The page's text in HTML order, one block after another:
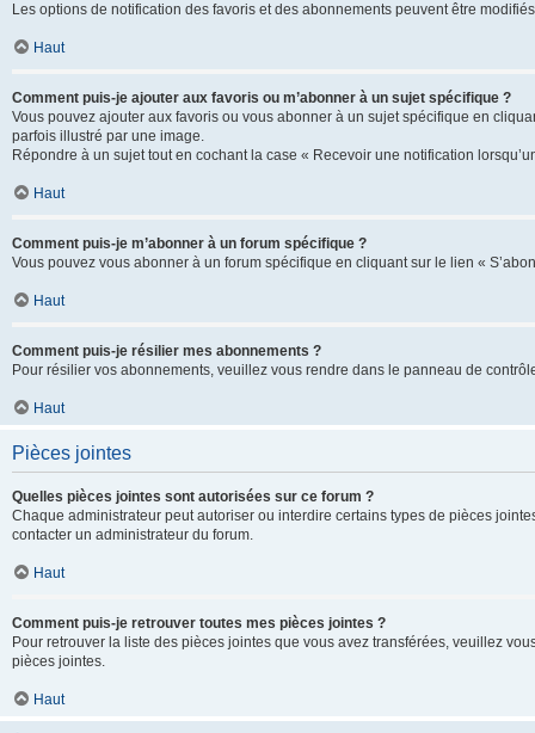
Les options de notification des favoris et des abonnements peuvent être
Haut
Comment puis-je ajouter aux favoris ou m’abonner à un sujet spécifique ?
Vous pouvez ajouter aux favoris ou vous abonner à un sujet spécifique en
parfois illustré par une image.
Répondre à un sujet tout en cochant la case « Recevoir une notification
Haut
Comment puis-je m’abonner à un forum spécifique ?
Vous pouvez vous abonner à un forum spécifique en cliquant sur le lien «
Haut
Comment puis-je résilier mes abonnements ?
Pour résilier vos abonnements, veuillez vous rendre dans le panneau de
Haut
Pièces jointes
Quelles pièces jointes sont autorisées sur ce forum ?
Chaque administrateur peut autoriser ou interdire certains types de pièces
contacter un administrateur du forum.
Haut
Comment puis-je retrouver toutes mes pièces jointes ?
Pour retrouver la liste des pièces jointes que vous avez transférées, veuillez
pièces jointes.
Haut